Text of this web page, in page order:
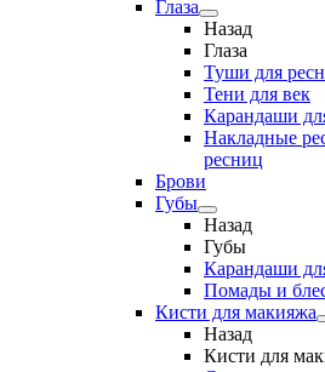
Глаза
Назад
Глаза
Туши для
Тени для век
Карандаши
Накладные
ресниц
Брови
Губы
Назад
Губы
Карандаши
Помады и
Кисти для макияжа
Назад
Кисти для